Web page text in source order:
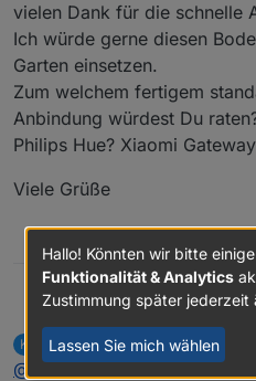
vielen Dank für die schnelle
Ich würde gerne diesen
Garten einsetzen.
Zum welchem fertigem
Anbindung würdest Du
Philips Hue? Xiaomi
Viele Grüße
Omnedon@klassisch sagte in
Bodenfeuchtesensor
Hallo,
K
Offline
klassisch MOST ACTIVE schrieb
zuletzt
@ omnedonsagte in
Hallo! Könnten wir bitte
Funktionalität & Analytics
Zustimmung später
Lassen Sie mich wählen